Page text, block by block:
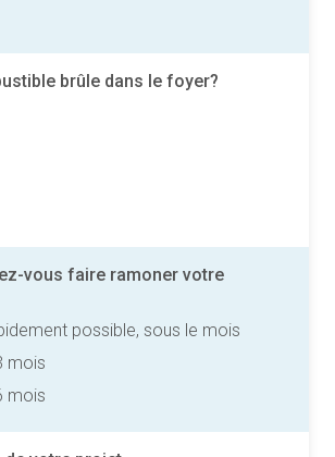
brûle dans le foyer?
vous faire ramoner votre
possible, sous le mois
mois
mois